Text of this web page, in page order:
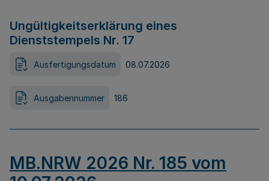
Ungültigkeitserklärung eines
Dienststempels Nr. 17
Ausfertigungsdatum 08.07.2026
Ausgabennummer 186
MB.NRW 2026 Nr. 185 vom